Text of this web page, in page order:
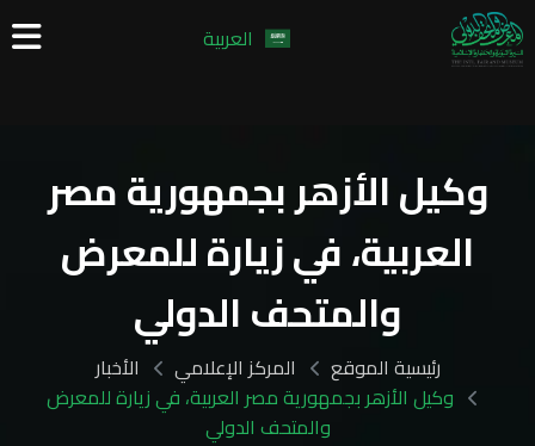
العربية
وكيل الأزهر بجمهورية مصر
العربية، في زيارة للمعرض
والمتحف الدولي
رئيسية الموقع المركز الإعلامي
الأخبار
وكيل الأزهر بجمهورية مصر العربية، في زيارة للمعرض
والمتحف الدولي